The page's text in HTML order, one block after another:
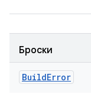
Броски
BuildError